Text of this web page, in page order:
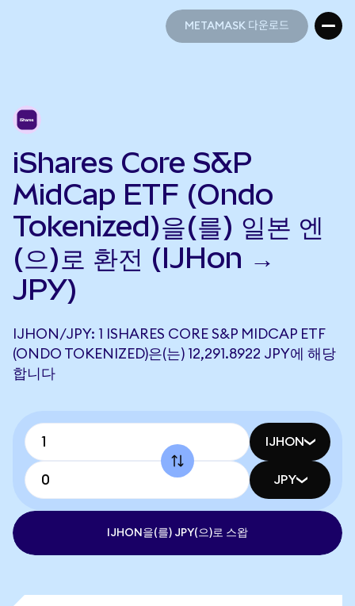
METAMASK 다운로드
iShares Core S&P
MidCap ETF (Ondo
Tokenized)을(를) 일본 엔
(으)로 환전 (IJHon →
JPY)
IJHON/JPY: 1 ISHARES CORE S&P MIDCAP ETF
(ONDO TOKENIZED)은(는) 12,291.8922 JPY에 해당
합니다
IJHON
JPY
IJHON을(를) JPY(으)로 스왑